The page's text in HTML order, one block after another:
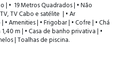
• 19 Metros Quadrados | • Não
TV Cabo e satélite | • Ar
Amenities | • Frigobar | • Cofre | • Chá
m | • Casa de banho privativa | •
| Toalhas de piscina.